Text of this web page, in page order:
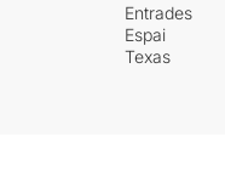
Entrades
Espai
Texas